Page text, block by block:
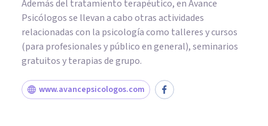
Además del tratamiento terapéutico, en Avance
Psicólogos se llevan a cabo otras actividades
relacionadas con la psicología como talleres y cursos
(para profesionales y público en general), seminarios
gratuitos y terapias de grupo.
www.avancepsicologos.com